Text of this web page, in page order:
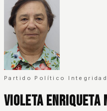
Partido Político Integridad
Violeta